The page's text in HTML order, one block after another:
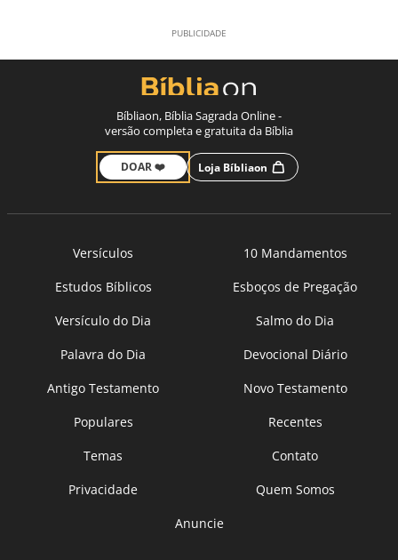
Bíbliaon, Bíblia Sagrada Online -
versão completa e gratuita da Bíblia
DOAR ❤️ Loja Bíbliaon
Versículos
10 Mandamentos
Estudos Bíblicos
Esboços de Pregação
Versículo do Dia
Salmo do Dia
Palavra do Dia
Devocional Diário
Antigo Testamento
Novo Testamento
Populares
Recentes
Temas
Contato
Privacidade
Quem Somos
Anuncie